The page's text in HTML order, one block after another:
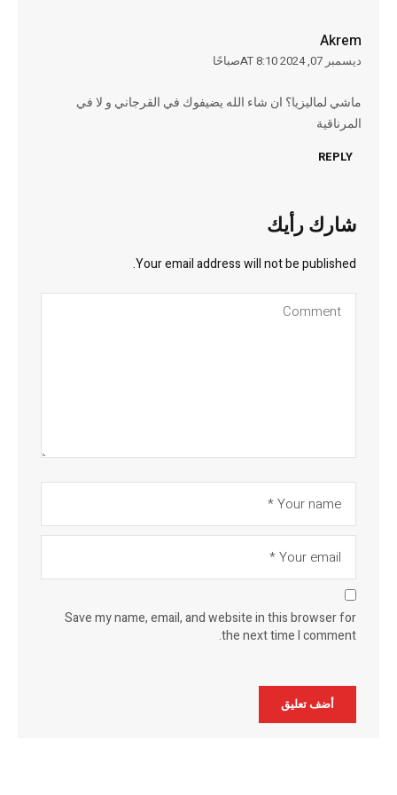
Akrem
ديسمبر 07, 2024 AT 8:10صباحًا
ماشي لماليزيا؟ ان شاء الله يضيفوك في القرجاني و لا في
المرناقية
REPLY
شارك رأيك
Your email address will not be published.
Save my name, email, and website in this browser for
the next time I comment.